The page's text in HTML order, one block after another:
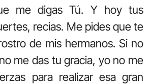
me digas Tú. Y hoy tus
recias. Me pides que te
de mis hermanos. Si no
me das tu gracia, yo no me
para realizar esa gran